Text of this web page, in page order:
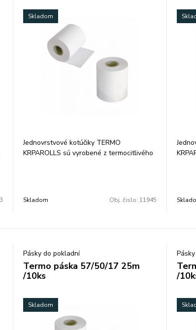
Skladom
Jednovrstvové kotúčiky TERMO
KRPAROLLS sú vyrobené z termocitlivého
ks vo fólii.
Skladom Obj. čislo: 11945
Pásky do pokladní
Termo páska 57/50/17 25m
/10ks
Skladom
/